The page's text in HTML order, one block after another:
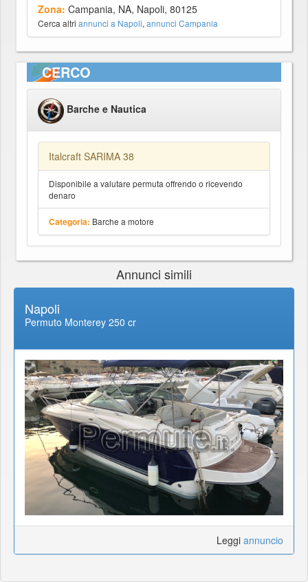
Zona: Campania, NA, Napoli, 80125
Cerca altri annunci a Napoli, annunci Campania
CERCO
Barche e Nautica
Italcraft SARIMA 38
Disponibile a valutare permuta offrendo o ricevendo
denaro
Categoria: Barche a motore
Annunci simili
Napoli
Permuto Monterey 250 cr
Leggi annuncio